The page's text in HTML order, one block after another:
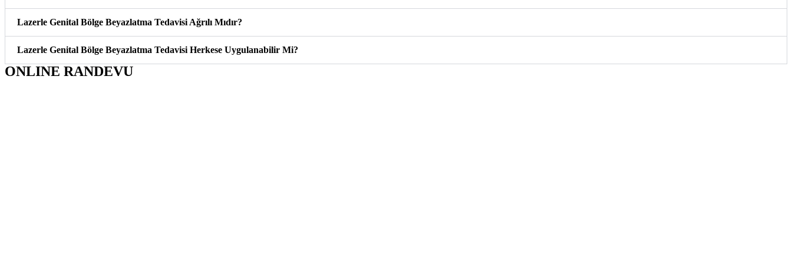
Lazerle Genital Bölge Beyazlatma Tedavisi Ağrılı Mıdır?
Lazerle Genital Bölge Beyazlatma Tedavisi Herkese Uygulanabilir Mi?
ONLINE RANDEVU